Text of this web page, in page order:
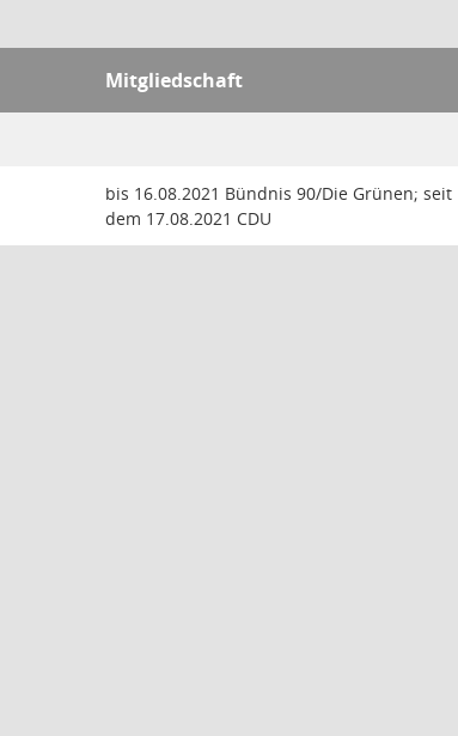
Mitgliedschaft
bis 16.08.2021 Bündnis 90/Die Grünen; seit
dem 17.08.2021 CDU